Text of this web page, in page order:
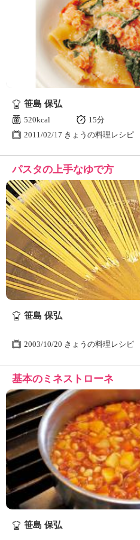
理
」
笹島 保弘
520kcal
15分
2011/02/17 きょうの料理レシピ
パスタの上手なゆで方
笹島 保弘
2003/10/20 きょうの料理レシピ
基本のミネストローネ
笹島 保弘